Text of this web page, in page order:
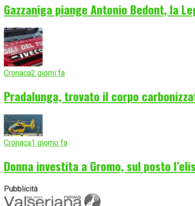
Gazzaniga piange Antonio Bedont, la
Cronaca2 giorni fa
Pradalunga, trovato il corpo
Cronaca1 giorno fa
Donna investita a Gromo, sul posto
Pubblicità